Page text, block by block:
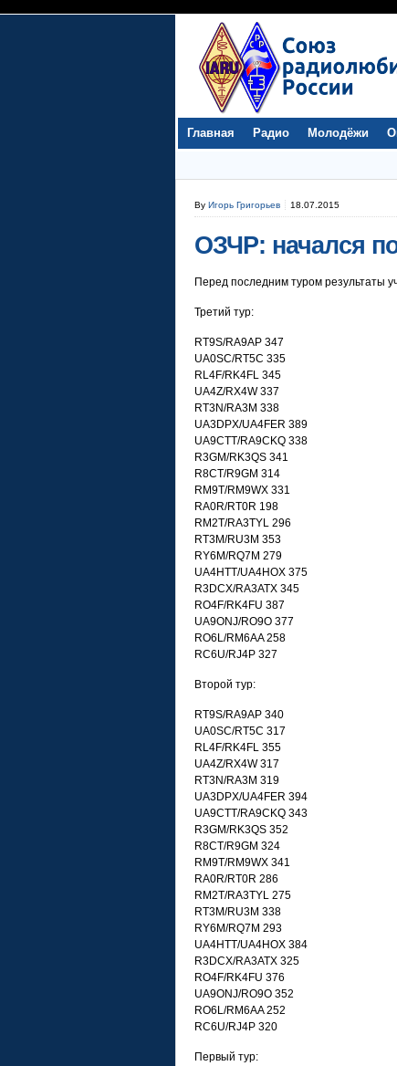
Главная Радио Молодёжи
By Игорь Григорьев 18.07.2015
ОЗЧР: начался
Перед последним туром результаты
Третий тур:
RT9S/RA9AP 347
UA0SC/RT5C 335
RL4F/RK4FL 345
UA4Z/RX4W 337
RT3N/RA3M 338
UA3DPX/UA4FER 389
UA9CTT/RA9CKQ 338
R3GM/RK3QS 341
R8CT/R9GM 314
RM9T/RM9WX 331
RA0R/RT0R 198
RM2T/RA3TYL 296
RT3M/RU3M 353
RY6M/RQ7M 279
UA4HTT/UA4HOX 375
R3DCX/RA3ATX 345
RO4F/RK4FU 387
UA9ONJ/RO9O 377
RO6L/RM6AA 258
RC6U/RJ4P 327
Второй тур:
RT9S/RA9AP 340
UA0SC/RT5C 317
RL4F/RK4FL 355
UA4Z/RX4W 317
RT3N/RA3M 319
UA3DPX/UA4FER 394
UA9CTT/RA9CKQ 343
R3GM/RK3QS 352
R8CT/R9GM 324
RM9T/RM9WX 341
RA0R/RT0R 286
RM2T/RA3TYL 275
RT3M/RU3M 338
RY6M/RQ7M 293
UA4HTT/UA4HOX 384
R3DCX/RA3ATX 325
RO4F/RK4FU 376
UA9ONJ/RO9O 352
RO6L/RM6AA 252
RC6U/RJ4P 320
Первый тур: